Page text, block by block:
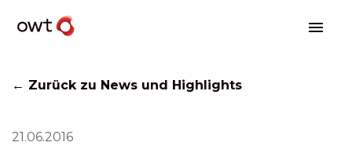
← Zurück zu News und Highlights
21.06.2016